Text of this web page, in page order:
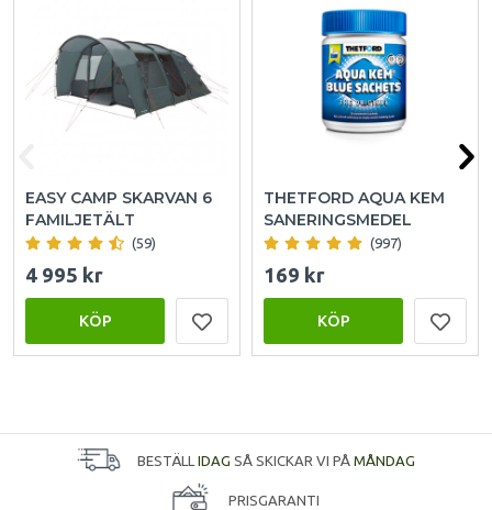
EASY CAMP SKARVAN 6
FAMILJETÄLT
(59)
4 995 kr
KÖP
THETFORD AQUA KEM
SANERINGSMEDEL
(997)
169 kr
KÖP
BESTÄLL IDAG SÅ SKICKAR VI PÅ MÅNDAG
PRISGARANTI